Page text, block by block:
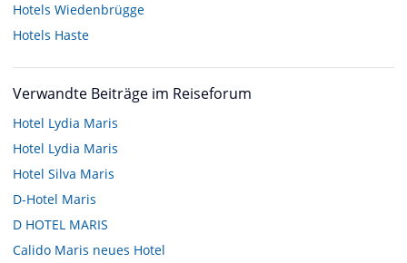
Hotels Wiedenbrügge
Hotels Haste
Verwandte Beiträge im Reiseforum
Hotel Lydia Maris
Hotel Lydia Maris
Hotel Silva Maris
D-Hotel Maris
D HOTEL MARIS
Calido Maris neues Hotel